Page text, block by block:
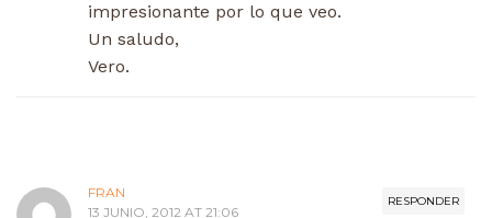
impresionante por lo que veo.
Un saludo,
Vero.
RESPONDER
FRAN
13 JUNIO, 2012 AT 21:06